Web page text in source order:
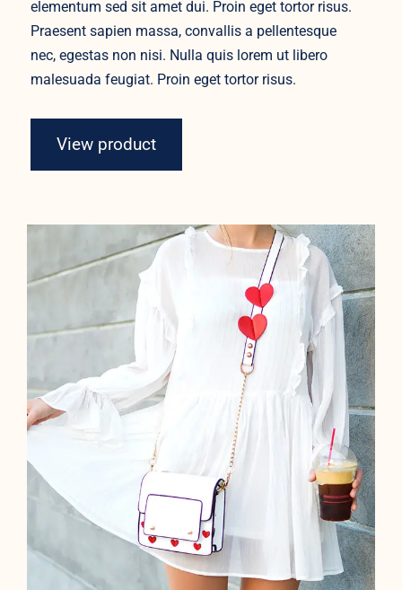
elementum sed sit amet dui. Proin eget tortor risus.
Praesent sapien massa, convallis a pellentesque
nec, egestas non nisi. Nulla quis lorem ut libero
malesuada feugiat. Proin eget tortor risus.
View product
White Dress